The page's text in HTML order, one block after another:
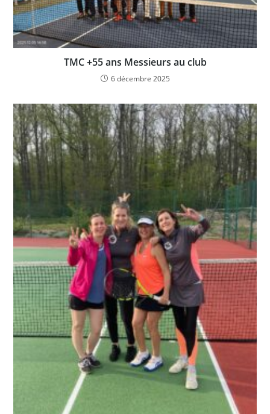
TMC +55 ans Messieurs au club
6 décembre 2025